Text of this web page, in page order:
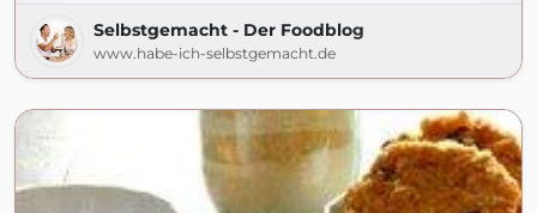
Selbstgemacht - Der Foodblog
www.habe-ich-selbstgemacht.de